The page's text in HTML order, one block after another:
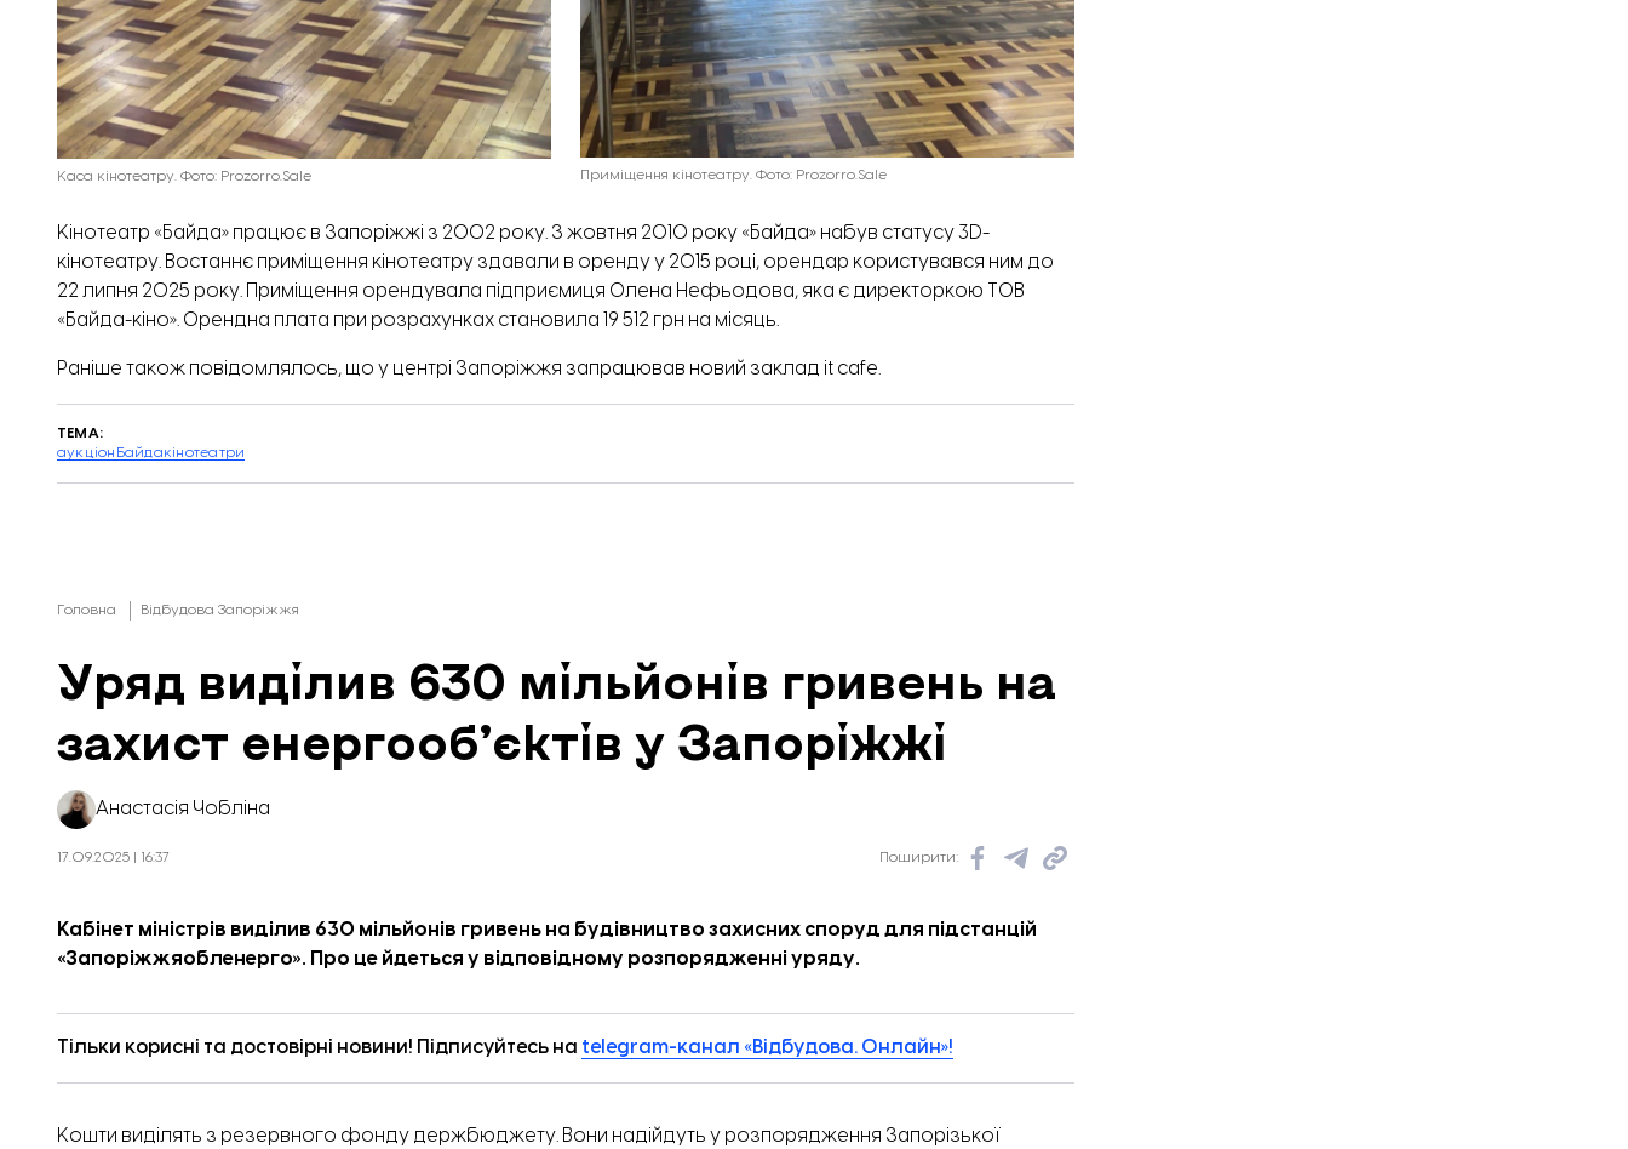
Каса кінотеатру. Фото: Prozorro.Sale Приміщення кінотеатру. Фото: Prozorro.Sale
Кінотеатр «Байда» працює в Запоріжжі з 2002 року. З жовтня 2010 року «Байда» набув статусу 3D-
кінотеатру. Востаннє приміщення кінотеатру здавали в оренду у 2015 році, орендар користувався ним до
22 липня 2025 року. Приміщення орендувала підприємиця Олена Нефьодова, яка є директоркою ТОВ
«Байда-кіно». Орендна плата при розрахунках становила 19 512 грн на місяць.
Раніше також повідомлялось, що у центрі Запоріжжя запрацював новий заклад it cafe.
ТЕМА:
аукціон Байдакінотеатри
Головна Відбудова Запоріжжя
Уряд виділив 630 мільйонів гривень на
захист енергообʼєктів у Запоріжжі
Анастасія Чобліна
17.09.2025 | 16:37 Поширити:
Кабінет міністрів виділив 630 мільйонів гривень на будівництво захисних споруд для підстанцій
«Запоріжжяобленерго». Про це йдеться у відповідному розпорядженні уряду.
Тільки корисні та достовірні новини! Підписуйтесь на telegram-канал «Відбудова. Онлайн»!
Кошти виділять з резервного фонду держбюджету. Вони надійдуть у розпорядження Запорізької